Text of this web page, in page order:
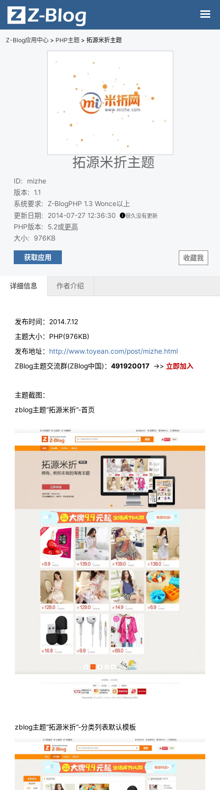
Z-Blog应用中心 > PHP主题 > 拓源米折主题
拓源米折主题
ID:
mizhe
版本:
1.1
系统要求:
Z-BlogPHP 1.3 Wonce以上
更新日期: 2014-07-27 12:36:30 很久没有更新
PHP版本: 5.2或更高
大小: 976KB
收藏我
获取应用
详细信息 作者介绍
发布时间：2014.7.12
主题大小：PHP(976KB)
发布地址： http://www.toyean.com/post/mizhe.html
ZBlog主题交流群(ZBlog中国)： 491920017 ->> 立即加入
主题截图：
zblog主题“拓源米折”-首页
zblog主题“拓源米折”-分类列表默认模板